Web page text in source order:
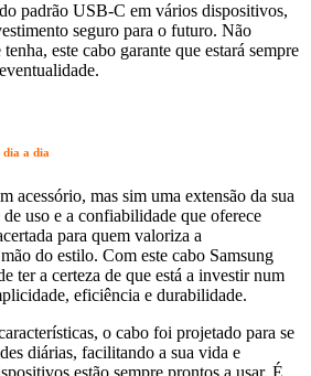
padrão USB-C em vários dispositivos,
seguro para o futuro. Não
este cabo garante que estará sempre
dia a dia
acessório, mas sim uma extensão da sua
uso e a confiabilidade que oferece
para quem valoriza a
do estilo. Com este cabo Samsung
ter a certeza de que está a investir num
eficiência e durabilidade.
o cabo foi projetado para se
diárias, facilitando a sua vida e